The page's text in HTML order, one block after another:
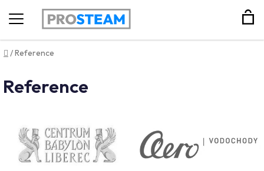
Hledat
Domů
/Reference
Reference